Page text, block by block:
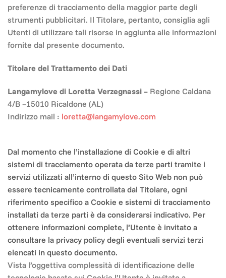
preferenze di tracciamento della maggior parte degli
strumenti pubblicitari. Il Titolare, pertanto, consiglia agli
Utenti di utilizzare tali risorse in aggiunta alle informazioni
fornite dal presente documento.
Titolare del Trattamento dei Dati
Langamylove di Loretta Verzegnassi – Regione Caldana
4/B –15010 Ricaldone (AL)
Indirizzo mail : loretta@langamylove.com
Dal momento che l’installazione di Cookie e di altri
sistemi di tracciamento operata da terze parti tramite i
servizi utilizzati all’interno di questo Sito Web non può
essere tecnicamente controllata dal Titolare, ogni
riferimento specifico a Cookie e sistemi di tracciamento
installati da terze parti è da considerarsi indicativo. Per
ottenere informazioni complete, l’Utente è invitato a
consultare la privacy policy degli eventuali servizi terzi
elencati in questo documento.
Vista l’oggettiva complessità di identificazione delle